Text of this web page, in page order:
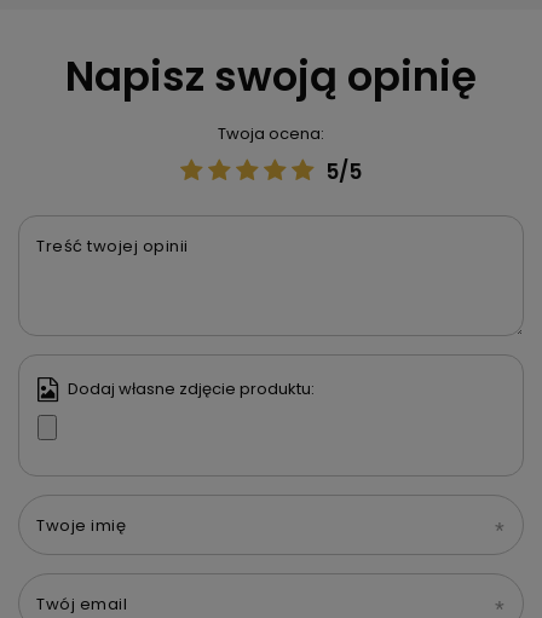
Napisz swoją opinię
Twoja ocena:
5/5
Treść twojej opinii
Dodaj własne zdjęcie produktu:
Twoje imię
Twój email